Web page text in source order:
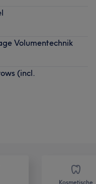
Volumentechnik
(incl.
Kosmetische